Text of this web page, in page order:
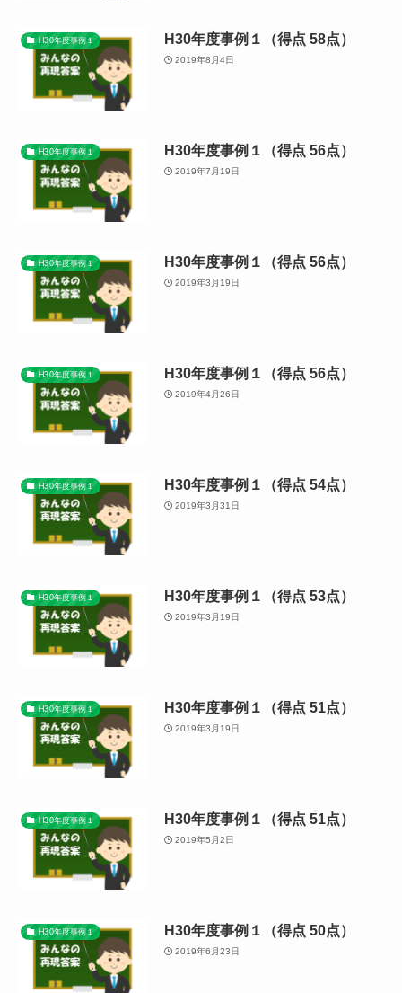
H30年度事例１ H30年度事例１（得点 58点）
2019年8月4日
H30年度事例１ H30年度事例１（得点 56点）
2019年7月19日
H30年度事例１ H30年度事例１（得点 56点）
2019年3月19日
H30年度事例１ H30年度事例１（得点 56点）
2019年4月26日
H30年度事例１ H30年度事例１（得点 54点）
2019年3月31日
H30年度事例１ H30年度事例１（得点 53点）
2019年3月19日
H30年度事例１ H30年度事例１（得点 51点）
2019年3月19日
H30年度事例１ H30年度事例１（得点 51点）
2019年5月2日
H30年度事例１ H30年度事例１（得点 50点）
2019年6月23日